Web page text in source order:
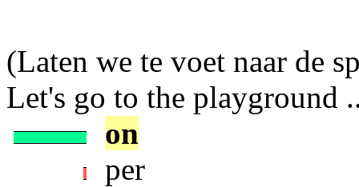
(Laten we te voet naar de
Let's go to the playground
on
per